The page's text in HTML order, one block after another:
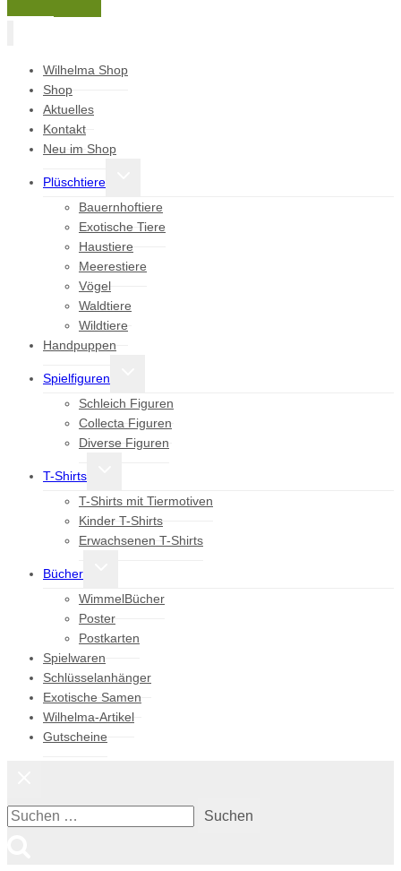
Wilhelma Shop
Shop
Aktuelles
Kontakt
Neu im Shop
Plüschtiere
Bauernhoftiere
Exotische Tiere
Haustiere
Meerestiere
Vögel
Waldtiere
Wildtiere
Handpuppen
Spielfiguren
Schleich Figuren
Collecta Figuren
Diverse Figuren
T-Shirts
T-Shirts mit Tiermotiven
Kinder T-Shirts
Erwachsenen T-Shirts
Bücher
WimmelBücher
Poster
Postkarten
Spielwaren
Schlüsselanhänger
Exotische Samen
Wilhelma-Artikel
Gutscheine
Suchen
nach: